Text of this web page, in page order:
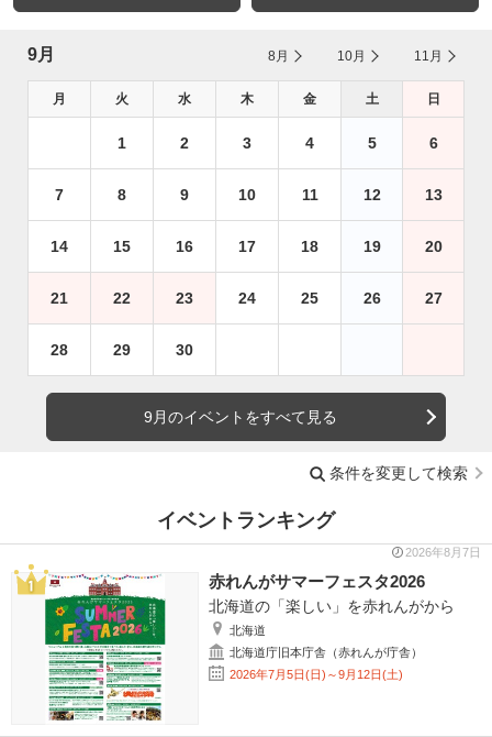
9月 8月 10月 11月
月 火 水 木 金 土 日
1 2 3 4 5 6
7 8 9 10 11 12 13
14 15 16 17 18 19 20
21 22 23 24 25 26 27
28 29 30
9月のイベントをすべて見る
条件を変更して検索
イベントランキング
2026年8月7日
赤れんがサマーフェスタ2026
北海道の「楽しい」を赤れんがから
北海道
北海道庁旧本庁舎（赤れんが庁舎）
2026年7月5日(日)～9月12日(土)